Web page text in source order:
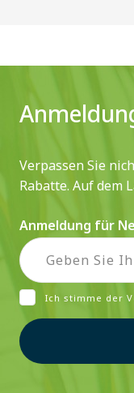
Verpassen Sie
Rabatte. Auf dem
Anmeldung für
Ich stimme der